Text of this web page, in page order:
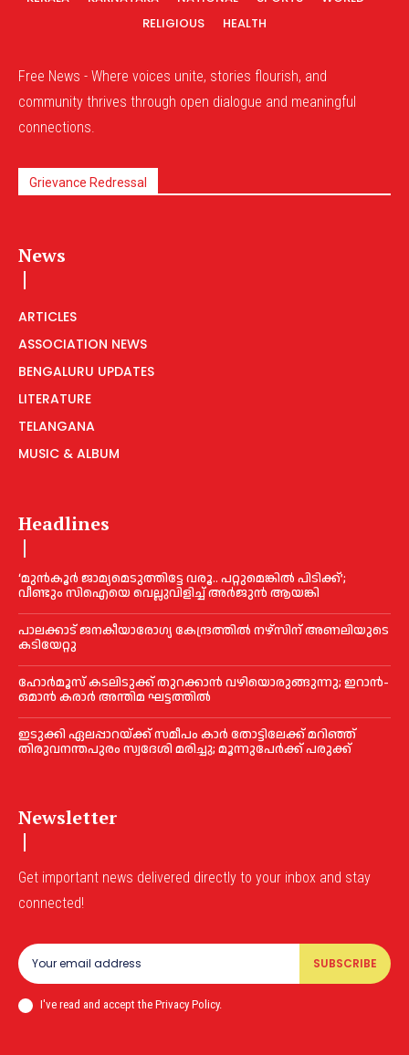
RELIGIOUS
HEALTH
Free News - Where voices unite, stories flourish, and
community thrives through open dialogue and meaningful
connections.
Grievance Redressal
News
ARTICLES
ASSOCIATION NEWS
BENGALURU UPDATES
LITERATURE
TELANGANA
MUSIC & ALBUM
Headlines
‘മുൻ‌കൂര്‍ ജാമ്യമെടുത്തിട്ടേ വരൂ.. പറ്റുമെങ്കില്‍ പിടിക്ക്’;
വീണ്ടും സിഐയെ വെല്ലുവിളിച്ച്‌ അര്‍ജുന്‍ ആയങ്കി
പാലക്കാട് ജനകീയാരോഗ്യ കേന്ദ്രത്തില്‍ നഴ്‌സിന് അണലിയുടെ
കടിയേറ്റു
ഹോർമൂസ് കടലിടുക്ക് തുറക്കാൻ വഴിയൊരുങ്ങുന്നു; ഇറാൻ-
ഒമാൻ കരാർ അന്തിമ ഘട്ടത്തിൽ
ഇടുക്കി ഏലപ്പാറയ്ക്ക് സമീപം കാര്‍ തോട്ടിലേക്ക് മറിഞ്ഞ്
തിരുവനന്തപുരം സ്വദേശി മരിച്ചു; മൂന്നുപേര്‍ക്ക് പരുക്ക്
Newsletter
Get important news delivered directly to your inbox and stay
connected!
SUBSCRIBE
I've read and accept the Privacy Policy.